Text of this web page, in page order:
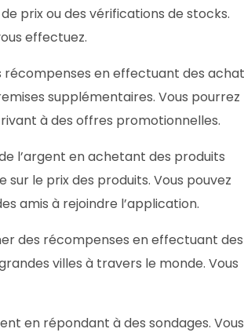
prix ou des vérifications de stocks.
effectuez.
en effectuant des
supplémentaires. Vous pourrez
à des offres promotionnelles.
l’argent en achetant des produits
le prix des produits. Vous pouvez
amis à rejoindre l’application.
des récompenses en effectuant des
villes à travers le monde. Vous
en répondant à des sondages. Vous